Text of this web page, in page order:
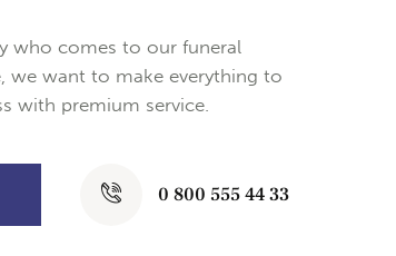
who comes to our funeral
we want to make everything to
with premium service.
0 800 555 44 33